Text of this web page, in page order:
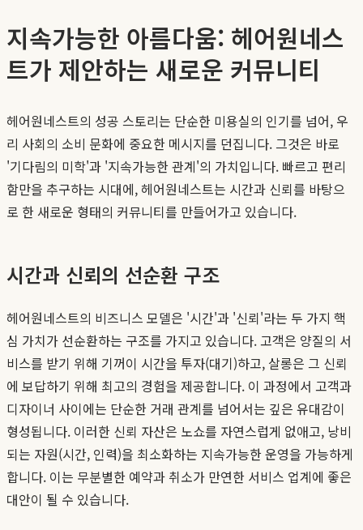
지속가능한 아름다움: 헤어원네스
트가 제안하는 새로운 커뮤니티
헤어원네스트의 성공 스토리는 단순한 미용실의 인기를 넘어, 우
리 사회의 소비 문화에 중요한 메시지를 던집니다. 그것은 바로
'기다림의 미학'과 '지속가능한 관계'의 가치입니다. 빠르고 편리
함만을 추구하는 시대에, 헤어원네스트는 시간과 신뢰를 바탕으
로 한 새로운 형태의 커뮤니티를 만들어가고 있습니다.
시간과 신뢰의 선순환 구조
헤어원네스트의 비즈니스 모델은 '시간'과 '신뢰'라는 두 가지 핵
심 가치가 선순환하는 구조를 가지고 있습니다. 고객은 양질의 서
비스를 받기 위해 기꺼이 시간을 투자(대기)하고, 살롱은 그 신뢰
에 보답하기 위해 최고의 경험을 제공합니다. 이 과정에서 고객과
디자이너 사이에는 단순한 거래 관계를 넘어서는 깊은 유대감이
형성됩니다. 이러한 신뢰 자산은 노쇼를 자연스럽게 없애고, 낭비
되는 자원(시간, 인력)을 최소화하는 지속가능한 운영을 가능하게
합니다. 이는 무분별한 예약과 취소가 만연한 서비스 업계에 좋은
대안이 될 수 있습니다.